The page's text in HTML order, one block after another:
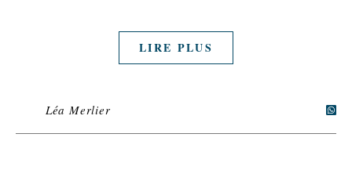
LIRE PLUS
Léa Merlier